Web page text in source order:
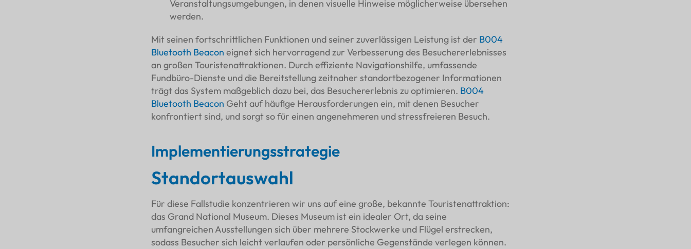
Veranstaltungsumgebungen, in denen visuelle Hinweise möglicherweise übersehen
werden.
Mit seinen fortschrittlichen Funktionen und seiner zuverlässigen Leistung ist der B004
Bluetooth Beacon eignet sich hervorragend zur Verbesserung des Besuchererlebnisses
an großen Touristenattraktionen. Durch effiziente Navigationshilfe, umfassende
Fundbüro-Dienste und die Bereitstellung zeitnaher standortbezogener Informationen
trägt das System maßgeblich dazu bei, das Besuchererlebnis zu optimieren. B004
Bluetooth Beacon Geht auf häufige Herausforderungen ein, mit denen Besucher
konfrontiert sind, und sorgt so für einen angenehmeren und stressfreieren Besuch.
Implementierungsstrategie
Standortauswahl
Für diese Fallstudie konzentrieren wir uns auf eine große, bekannte Touristenattraktion:
das Grand National Museum. Dieses Museum ist ein idealer Ort, da seine
umfangreichen Ausstellungen sich über mehrere Stockwerke und Flügel erstrecken,
sodass Besucher sich leicht verlaufen oder persönliche Gegenstände verlegen können.